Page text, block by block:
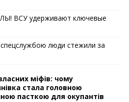
ВСУ удерживают ключевые
спецслужбою люди стежили за
міфів: чому
стала головною
пасткою для окупантів